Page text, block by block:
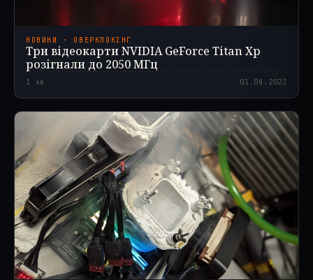
НОВИНИ · ОВЕРКЛОКІНГ
Три відеокарти NVIDIA GeForce Titan Xp
розігнали до 2050 МГц
1 хв 01.08.2023